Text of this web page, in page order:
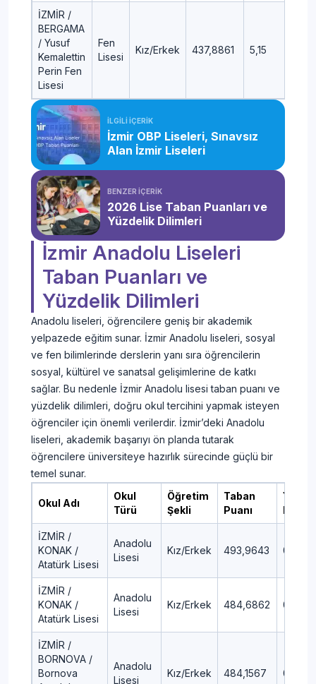
İZMİR /
BERGAMA
/ Yusuf
Kemalettin
Perin Fen
Lisesi
Fen
Lisesi
Kız/Erkek 437,8861 5,15
İLGİLİ İÇERİK
İzmir OBP Liseleri, Sınavsız
Alan İzmir Liseleri
BENZER İÇERİK
2026 Lise Taban Puanları ve
Yüzdelik Dilimleri
İzmir Anadolu Liseleri
Taban Puanları ve
Yüzdelik Dilimleri
Anadolu liseleri, öğrencilere geniş bir akademik
yelpazede eğitim sunar. İzmir Anadolu liseleri, sosyal
ve fen bilimlerinde derslerin yanı sıra öğrencilerin
sosyal, kültürel ve sanatsal gelişimlerine de katkı
sağlar. Bu nedenle İzmir Anadolu lisesi taban puanı ve
yüzdelik dilimleri, doğru okul tercihini yapmak isteyen
öğrenciler için önemli verilerdir. İzmir’deki Anadolu
liseleri, akademik başarıyı ön planda tutarak
öğrencilere üniversiteye hazırlık sürecinde güçlü bir
temel sunar.
Okul Adı
Okul
Türü
Öğretim
Şekli
Taban
Puanı
Dilim
İZMİR /
KONAK /
Atatürk Lisesi
Anadolu
Lisesi
Kız/Erkek 493,9643 0,14
İZMİR /
KONAK /
Atatürk Lisesi
Anadolu
Lisesi
Kız/Erkek 484,6862 0,57
İZMİR /
BORNOVA /
Bornova
Anadolu
Lisesi
Kız/Erkek 484,1567 0,59